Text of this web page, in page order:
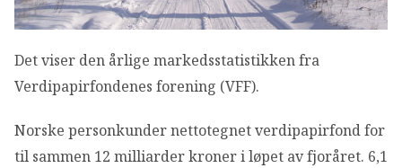
IN ENGLISH
Det viser den årlige markedsstatistikken fra
Verdipapirfondenes forening (VFF).
Norske personkunder nettotegnet verdipapirfond for
til sammen 12 milliarder kroner i løpet av fjoråret. 6,1